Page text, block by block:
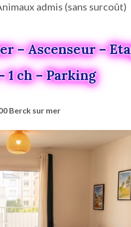
admis (sans surcoût)
– Ascenseur –
1 ch – Parking
Berck sur mer